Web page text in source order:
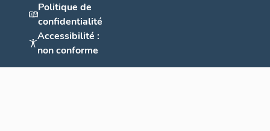
Politique de
confidentialité
Accessibilité :
non conforme